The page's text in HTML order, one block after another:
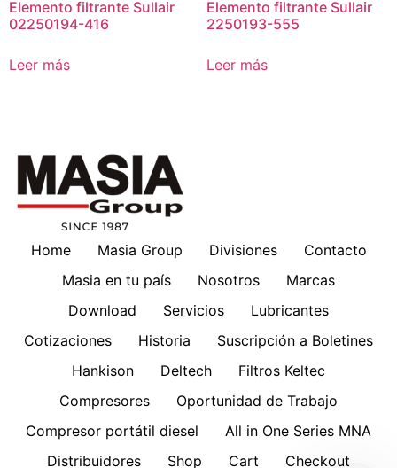
Elemento filtrante Sullair
02250194-416
Leer más
Elemento filtrante Sullair
2250193-555
Leer más
Home Masia Group Divisiones
Contacto
Masia en tu país
Nosotros
Marcas
Download
Servicios
Lubricantes
Cotizaciones
Historia
Suscripción a Boletines
Hankison
Deltech
Filtros Keltec
Compresores
Oportunidad de Trabajo
Compresor portátil diesel
All in One Series MNA
Distribuidores
Shop Cart Checkout